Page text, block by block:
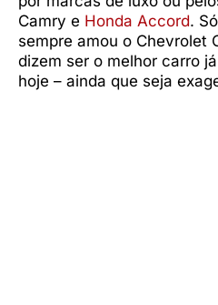
Camry e Honda Accord.
sempre amou o Chevrolet
dizem ser o melhor carro
hoje – ainda que seja